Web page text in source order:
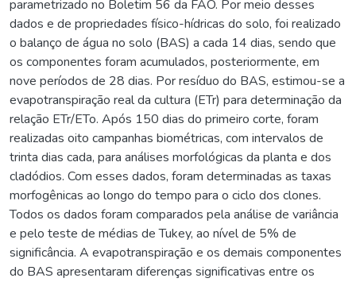
parametrizado no Boletim 56 da FAO. Por meio desses
dados e de propriedades físico-hídricas do solo, foi realizado
o balanço de água no solo (BAS) a cada 14 dias, sendo que
os componentes foram acumulados, posteriormente, em
nove períodos de 28 dias. Por resíduo do BAS, estimou-se a
evapotranspiração real da cultura (ETr) para determinação da
relação ETr/ETo. Após 150 dias do primeiro corte, foram
realizadas oito campanhas biométricas, com intervalos de
trinta dias cada, para análises morfológicas da planta e dos
cladódios. Com esses dados, foram determinadas as taxas
morfogênicas ao longo do tempo para o ciclo dos clones.
Todos os dados foram comparados pela análise de variância
e pelo teste de médias de Tukey, ao nível de 5% de
significância. A evapotranspiração e os demais componentes
do BAS apresentaram diferenças significativas entre os